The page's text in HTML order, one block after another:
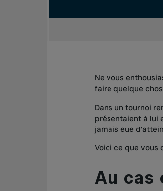
Ne vous
faire quelque
Dans un tournoi
présentaient à lui
jamais eue
Voici ce que vous
Au cas